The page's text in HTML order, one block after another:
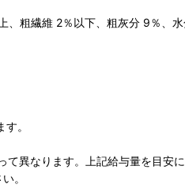
、粗繊維 2％以下、粗灰分 9％、
。
異なります。上記給与量を目安
。